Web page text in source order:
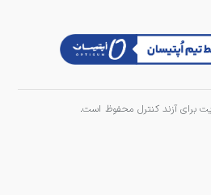
برای آزند کنترل محفوظ است.